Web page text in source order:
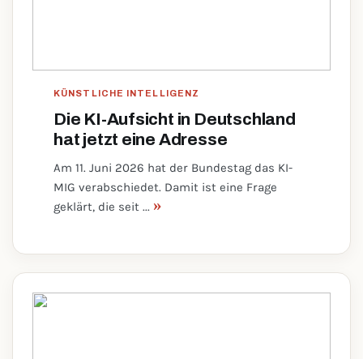
KÜNSTLICHE INTELLIGENZ
Die KI-Aufsicht in Deutschland
hat jetzt eine Adresse
Am 11. Juni 2026 hat der Bundestag das KI-
MIG verabschiedet. Damit ist eine Frage
geklärt, die seit ... »